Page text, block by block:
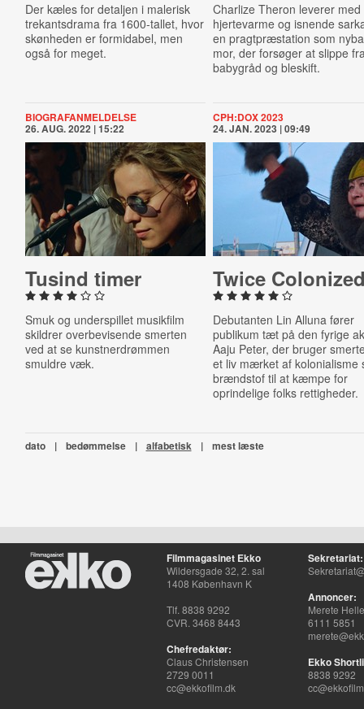
Der kæles for detaljen i malerisk
trekantsdrama fra 1600-tallet, hvor
skønheden er formidabel, men
også for meget.
Charlize Theron leverer med
hjertevarme og isnende
en pragtpræstation som
mor, der forsøger at slippe
babygråd og bleskift.
BIOGRAFANMELDELSE
26. AUG. 2022 | 15:22
Tusind timer
Smuk og underspillet musikfilm
skildrer overbevisende smerten
ved at se kunstnerdrømmen
smuldre væk.
CPH:DOX 2023
24. JAN. 2023 | 09:49
Twice
Debutanten Lin Alluna fører
publikum tæt på den fyrige
Aaju Peter, der bruger
et liv mærket af kolonialisme
brændstof til at kæmpe for
oprindelige folks rettigheder.
dato | bedømmelse | alfabetisk | mest læste
Filmmagasinet Ekko
Wildersgade 32, 2. sal
1408 København K
Tlf. 8838 9292
CVR. 3468 8443
Chefredaktør:
Claus Christensen
2729 0011
cc@ekkofilm.dk
Sekretariat:
Annoncer:
Merete
6111 5851
Ekko
8838 9292